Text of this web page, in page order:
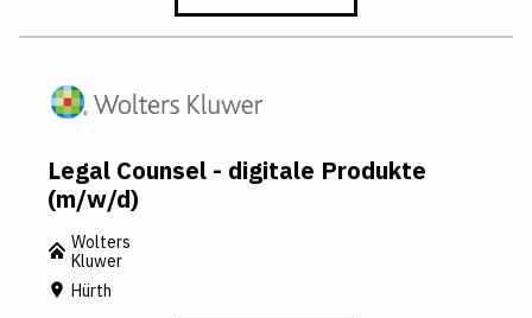
Legal Counsel - digitale Produkte
(m/w/d)
Wolters
Kluwer
Hürth